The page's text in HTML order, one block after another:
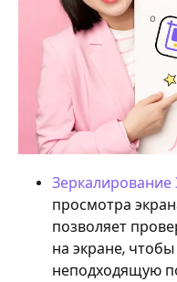
Зеркалирование
просмотра
позволяет
на экране,
неподходящую